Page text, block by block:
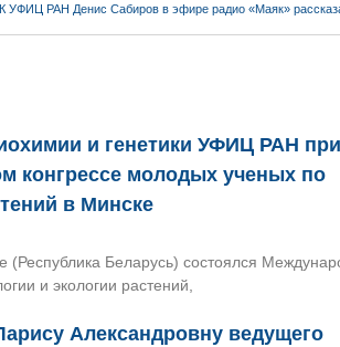
и генетики УФИЦ РАН
конгрессе молодых ученых по
в Минске
(Республика Беларусь) состоялся
и экологии растений,
Александровну ведущего